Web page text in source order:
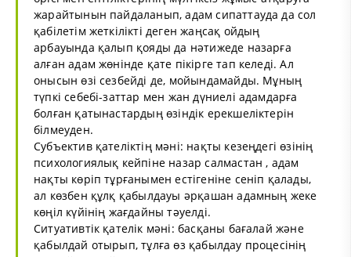
жарайтынын пайдаланып, адам сипаттауда да сол
қабілетім жеткілікті деген жаңсақ ойдың
арбауында қалып қояды да нәтижеде назарға
алған адам жөнінде қате пікірге тап келеді. Ал
онысын өзі сезбейді де, мойындамайды. Мұның
түпкі себебі-заттар мен жан дүниелі адамдарға
болған қатынастардың өзіндік ерекшеліктерін
білмеуден.
Субъектив қателіктің мәні: нақты кезеңдегі өзінің
психологиялық кейпіне назар салмастан , адам
нақты көріп тұрғанымен естігеніне сеніп қалады,
ал көзбен құлқ қабылдауы әрқашан адамның жеке
көңіл күйінің жағдайны тәуелді.
Ситуативтік қателік мәні: басқаны бағалай және
қабылдай отырып, тұлға өз қабылдау процесінің